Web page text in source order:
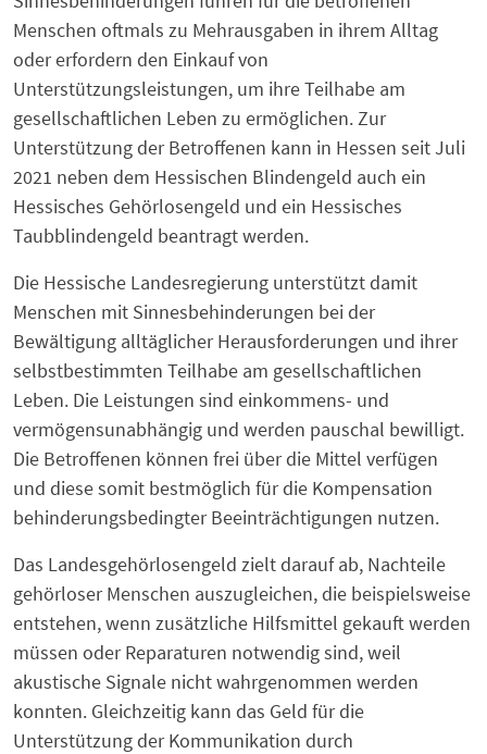
Menschen oftmals zu Mehrausgaben in ihrem Alltag
oder erfordern den Einkauf von
Unterstützungsleistungen, um ihre Teilhabe am
gesellschaftlichen Leben zu ermöglichen. Zur
Unterstützung der Betroffenen kann in Hessen seit Juli
2021 neben dem Hessischen Blindengeld auch ein
Hessisches Gehörlosengeld und ein Hessisches
Taubblindengeld beantragt werden.
Die Hessische Landesregierung unterstützt damit
Menschen mit Sinnesbehinderungen bei der
Bewältigung alltäglicher Herausforderungen und ihrer
selbstbestimmten Teilhabe am gesellschaftlichen
Leben. Die Leistungen sind einkommens- und
vermögensunabhängig und werden pauschal bewilligt.
Die Betroffenen können frei über die Mittel verfügen
und diese somit bestmöglich für die Kompensation
behinderungsbedingter Beeinträchtigungen nutzen.
Das Landesgehörlosengeld zielt darauf ab, Nachteile
gehörloser Menschen auszugleichen, die beispielsweise
entstehen, wenn zusätzliche Hilfsmittel gekauft werden
müssen oder Reparaturen notwendig sind, weil
akustische Signale nicht wahrgenommen werden
konnten. Gleichzeitig kann das Geld für die
Unterstützung der Kommunikation durch